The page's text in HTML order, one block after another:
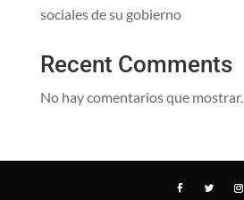
sociales de su gobierno
Recent Comments
No hay comentarios que mostrar.